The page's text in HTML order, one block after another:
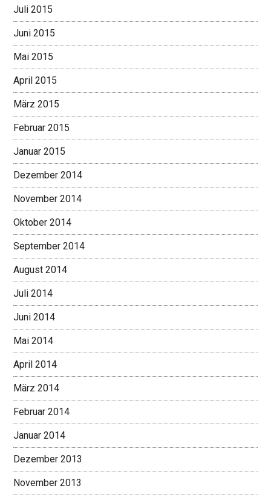
Juli 2015
Juni 2015
Mai 2015
April 2015
März 2015
Februar 2015
Januar 2015
Dezember 2014
November 2014
Oktober 2014
September 2014
August 2014
Juli 2014
Juni 2014
Mai 2014
April 2014
März 2014
Februar 2014
Januar 2014
Dezember 2013
November 2013